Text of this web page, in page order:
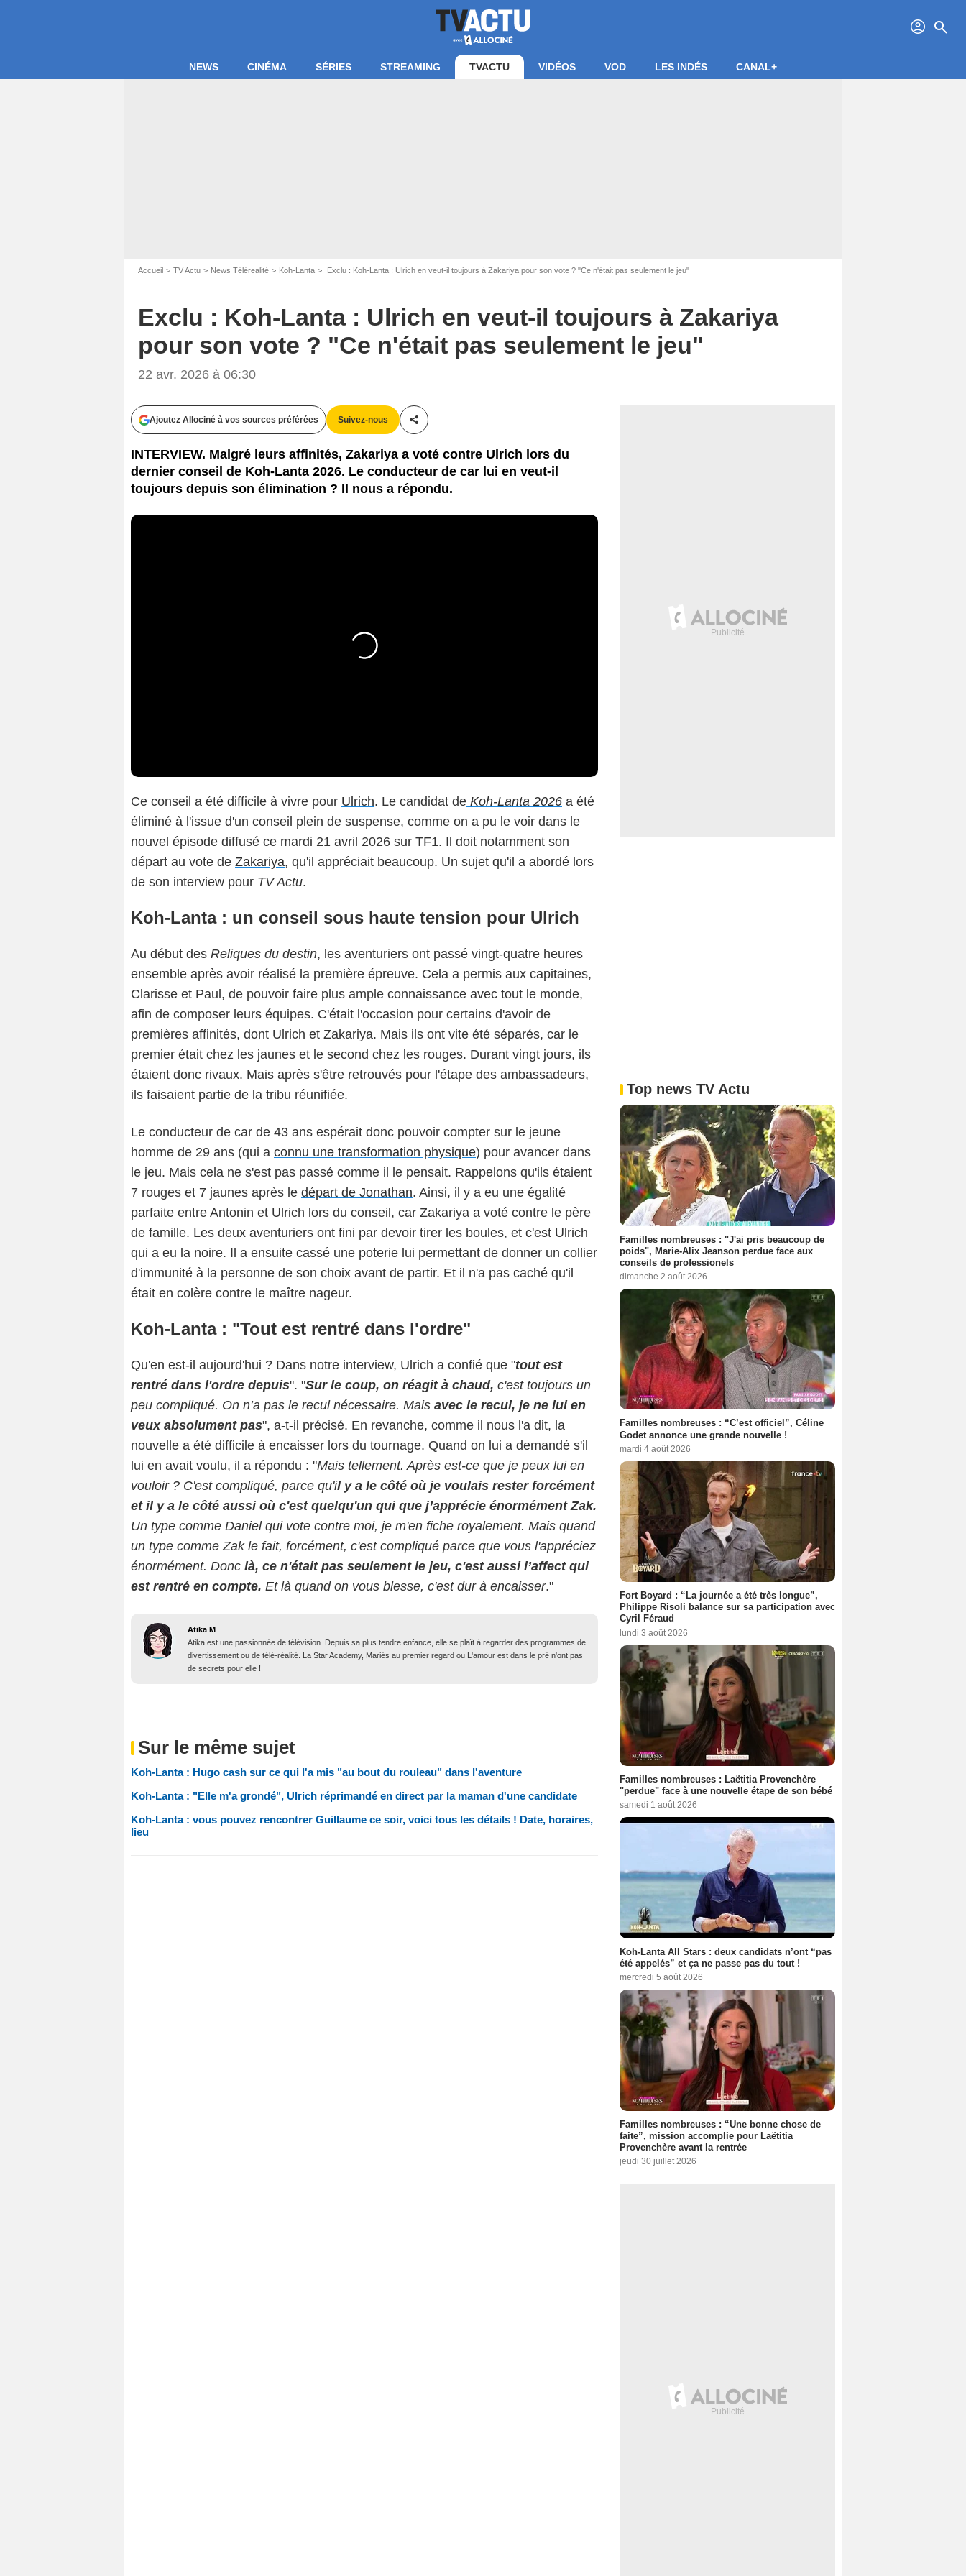
profil search
NEWS CINÉMA SÉRIES STREAMING TVACTU VIDÉOS VOD LES INDÉS CANAL+
Accueil TV Actu News Télérealité Koh-Lanta Exclu : Koh-Lanta : Ulrich en veut-il toujours à Zakariya pour son vote ? "Ce n'était pas seulement le jeu"
Exclu : Koh-Lanta : Ulrich en veut-il toujours à Zakariya
pour son vote ? "Ce n'était pas seulement le jeu"
22 avr. 2026 à 06:30
Ajoutez Allociné à vos sources préférées Suivez-nous
Partager cet article
INTERVIEW. Malgré leurs affinités, Zakariya a voté contre Ulrich lors du
dernier conseil de Koh-Lanta 2026. Le conducteur de car lui en veut-il
toujours depuis son élimination ? Il nous a répondu.
Ce conseil a été difficile à vivre pour Ulrich. Le candidat de Koh-Lanta 2026 a été
éliminé à l'issue d'un conseil plein de suspense, comme on a pu le voir dans le
nouvel épisode diffusé ce mardi 21 avril 2026 sur TF1. Il doit notamment son
départ au vote de Zakariya, qu'il appréciait beaucoup. Un sujet qu'il a abordé lors
de son interview pour TV Actu.
Koh-Lanta : un conseil sous haute tension pour Ulrich
Au début des Reliques du destin, les aventuriers ont passé vingt-quatre heures
ensemble après avoir réalisé la première épreuve. Cela a permis aux capitaines,
Clarisse et Paul, de pouvoir faire plus ample connaissance avec tout le monde,
afin de composer leurs équipes. C'était l'occasion pour certains d'avoir de
premières affinités, dont Ulrich et Zakariya. Mais ils ont vite été séparés, car le
premier était chez les jaunes et le second chez les rouges. Durant vingt jours, ils
étaient donc rivaux. Mais après s'être retrouvés pour l'étape des ambassadeurs,
ils faisaient partie de la tribu réunifiée.
Le conducteur de car de 43 ans espérait donc pouvoir compter sur le jeune
homme de 29 ans (qui a connu une transformation physique) pour avancer dans
le jeu. Mais cela ne s'est pas passé comme il le pensait. Rappelons qu'ils étaient
7 rouges et 7 jaunes après le départ de Jonathan. Ainsi, il y a eu une égalité
parfaite entre Antonin et Ulrich lors du conseil, car Zakariya a voté contre le père
de famille. Les deux aventuriers ont fini par devoir tirer les boules, et c'est Ulrich
qui a eu la noire. Il a ensuite cassé une poterie lui permettant de donner un collier
d'immunité à la personne de son choix avant de partir. Et il n'a pas caché qu'il
était en colère contre le maître nageur.
Koh-Lanta : "Tout est rentré dans l'ordre"
Qu'en est-il aujourd'hui ? Dans notre interview, Ulrich a confié que "tout est
rentré dans l'ordre depuis". "Sur le coup, on réagit à chaud, c'est toujours un
peu compliqué. On n’a pas le recul nécessaire. Mais avec le recul, je ne lui en
veux absolument pas", a-t-il précisé. En revanche, comme il nous l'a dit, la
nouvelle a été difficile à encaisser lors du tournage. Quand on lui a demandé s'il
lui en avait voulu, il a répondu : "Mais tellement. Après est-ce que je peux lui en
vouloir ? C'est compliqué, parce qu'il y a le côté où je voulais rester forcément
et il y a le côté aussi où c'est quelqu'un qui que j’apprécie énormément Zak.
Un type comme Daniel qui vote contre moi, je m'en fiche royalement. Mais quand
un type comme Zak le fait, forcément, c'est compliqué parce que vous l'appréciez
énormément. Donc là, ce n'était pas seulement le jeu, c'est aussi l’affect qui
est rentré en compte. Et là quand on vous blesse, c'est dur à encaisser."
Atika M
Atika est une passionnée de télévision. Depuis sa plus tendre enfance, elle se plaît à regarder des programmes de
divertissement ou de télé-réalité. La Star Academy, Mariés au premier regard ou L'amour est dans le pré n'ont pas
de secrets pour elle !
Sur le même sujet
Koh-Lanta : Hugo cash sur ce qui l'a mis "au bout du rouleau" dans l'aventure
Koh-Lanta : "Elle m'a grondé", Ulrich réprimandé en direct par la maman d'une candidate
Koh-Lanta : vous pouvez rencontrer Guillaume ce soir, voici tous les détails ! Date, horaires,
lieu
Top news TV Actu
Familles nombreuses : "J'ai pris beaucoup de
poids", Marie-Alix Jeanson perdue face aux
conseils de professionels
dimanche 2 août 2026
Familles nombreuses : “C’est officiel”, Céline
Godet annonce une grande nouvelle !
mardi 4 août 2026
Fort Boyard : “La journée a été très longue”,
Philippe Risoli balance sur sa participation avec
Cyril Féraud
lundi 3 août 2026
Familles nombreuses : Laëtitia Provenchère
"perdue" face à une nouvelle étape de son bébé
samedi 1 août 2026
Koh-Lanta All Stars : deux candidats n’ont “pas
été appelés” et ça ne passe pas du tout !
mercredi 5 août 2026
Familles nombreuses : “Une bonne chose de
faite”, mission accomplie pour Laëtitia
Provenchère avant la rentrée
jeudi 30 juillet 2026